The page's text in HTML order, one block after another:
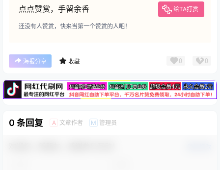
点点赞赏，手留余香 给TA打赏
还没有人赞赏，快来当第一个赞赏的人吧！
海报分享 收藏 0 0
广告
0 条回复 A 文章作者 M 管理员